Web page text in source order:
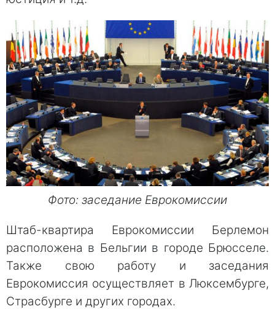
Фото: заседание Еврокомиссии
Штаб-квартира Еврокомиссии Берлемон
расположена в Бельгии в городе Брюсселе.
Также свою работу и заседания
Еврокомиссия осуществляет в Люксембурге,
Страсбурге и других городах.